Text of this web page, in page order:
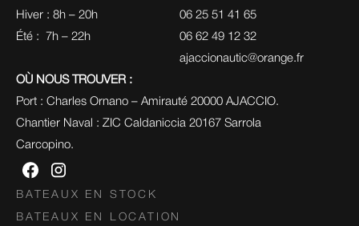
Hiver : 8h – 20h
Été :  7h – 22h
06 25 51 41 65
06 62 49 12 32
ajaccionautic@orange.fr
OÙ NOUS TROUVER :
Port : Charles Ornano – Amirauté 20000 AJACCIO.
Chantier Naval : ZIC Caldaniccia 20167 Sarrola
Carcopino.
BATEAUX EN STOCK
BATEAUX EN LOCATION